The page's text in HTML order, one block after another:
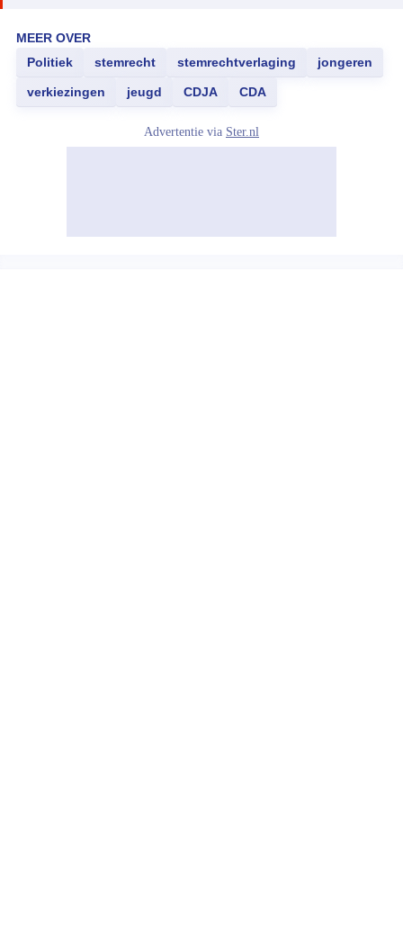
MEER OVER
Politiek
stemrecht stemrechtverlaging jongeren
verkiezingen jeugd CDJA CDA
Advertentie via Ster.nl